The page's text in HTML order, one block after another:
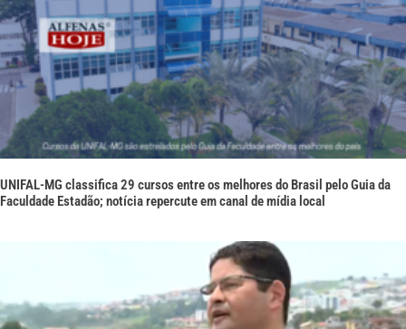
UNIFAL-MG classifica 29 cursos entre os melhores do Brasil pelo Guia da
Faculdade Estadão; notícia repercute em canal de mídia local